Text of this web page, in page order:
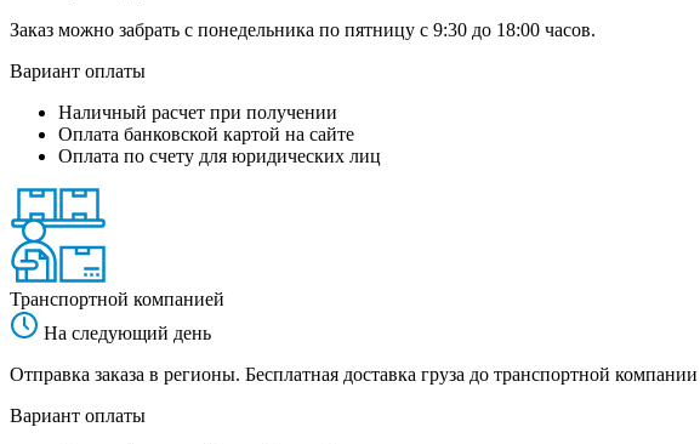
Заказ можно забрать с понедельника по пятницу с 9:30 до 18:00 часов.
Вариант оплаты
Наличный расчет при получении
Оплата банковской картой на сайте
Оплата по счету для юридических лиц
Транспортной компанией
На следующий день
Отправка заказа в регионы. Бесплатная доставка груза до транспортной
Вариант оплаты